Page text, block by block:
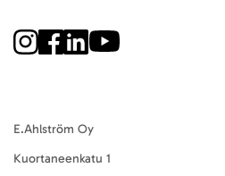
E.Ahlström Oy
Kuortaneenkatu 1